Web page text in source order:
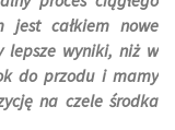
jest całkiem nowe
lepsze wyniki, niż w
do przodu i mamy
na czele środka